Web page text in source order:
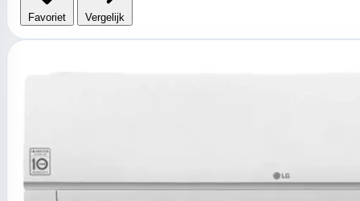
Favoriet Vergelijk